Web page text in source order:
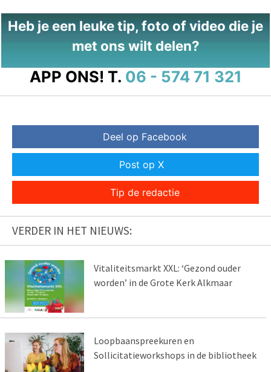
Heb je een leuke tip, foto of video die je
met ons wilt delen?
APP ONS! T. 06 - 574 71 321
Deel op Facebook
Post op X
Tip de redactie
VERDER IN HET NIEUWS:
Vitaliteitsmarkt XXL: ‘Gezond ouder
worden’ in de Grote Kerk Alkmaar
Loopbaanspreekuren en
Sollicitatieworkshops in de bibliotheek